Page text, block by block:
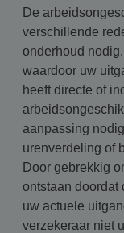
De
verschillende
onderhoud
waardoor uw
heeft directe of
aanpassing
urenverdeling of
Door gebrekkig
ontstaan doordat
uw actuele
verzekeraar niet